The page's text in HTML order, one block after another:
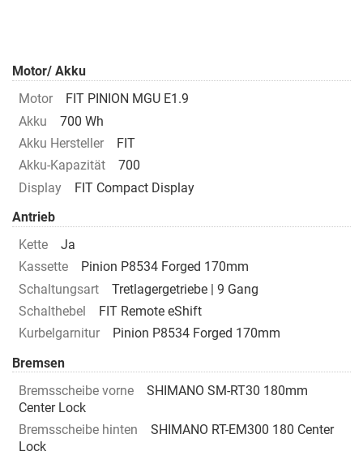
Motor/ Akku
Motor
FIT PINION MGU E1.9
Akku
700 Wh
Akku Hersteller
FIT
Akku-Kapazität
700
Display
FIT Compact Display
Antrieb
Kette
Ja
Kassette
Pinion P8534 Forged 170mm
Schaltungsart
Tretlagergetriebe | 9 Gang
Schalthebel
FIT Remote eShift
Kurbelgarnitur
Pinion P8534 Forged 170mm
Bremsen
Bremsscheibe vorne
SHIMANO SM-RT30 180mm
Center Lock
Bremsscheibe hinten
SHIMANO RT-EM300 180 Center
Lock